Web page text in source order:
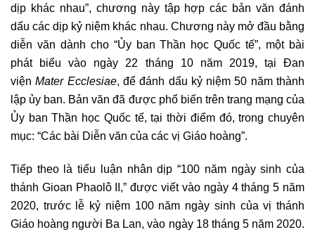
dịp khác nhau”, chương này tập hợp các bản văn đánh
dấu các dịp kỷ niệm khác nhau. Chương này mở đầu bằng
diễn văn dành cho “Ủy ban Thần học Quốc tế”, một bài
phát biểu vào ngày 22 tháng 10 năm 2019, tại Đan
việnMater Ecclesiae, để đánh dấu kỷ niệm 50 năm thành
lập ủy ban. Bản văn đã được phổ biến trên trang mạng của
Ủy ban Thần học Quốc tế, tại thời điểm đó, trong chuyên
mục: “Các bài Diễn văn của các vị Giáo hoàng”.
Tiếp theo là tiểu luận nhân dịp “100 năm ngày sinh của
thánh Gioan Phaolô II,” được viết vào ngày 4 tháng 5 năm
2020, trước lễ kỷ niệm 100 năm ngày sinh của vị thánh
Giáo hoàng người Ba Lan, vào ngày 18 tháng 5 năm 2020.